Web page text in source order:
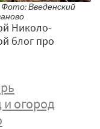
Введенский
Николо-
блог про
и огород